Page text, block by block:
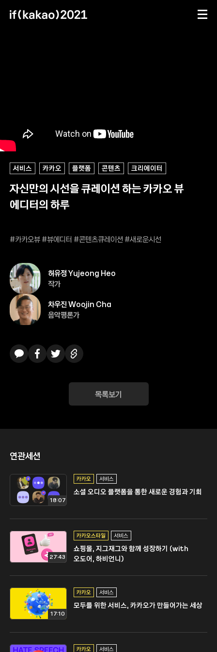
서비스 카카오 플랫폼 콘텐츠 크리에이터
자신만의 시선을 큐레이션 하는 카카오 뷰
에디터의 하루
#카카오뷰 #뷰에디터 #콘텐츠큐레이션 #새로운시선
허유정 Yujeong Heo
작가
차우진 Woojin Cha
음악평론가
목록보기
연관세션
18:07
카카오 서비스
소셜 오디오 플랫폼을 통한 새로운 경험과 기회
27:43
카카오스타일 서비스
쇼핑몰, 지그재그와 함께 성장하기 (with
오도어, 하비언니)
17:10
카카오 서비스
모두를 위한 서비스, 카카오가 만들어가는 세상
카카오 서비스